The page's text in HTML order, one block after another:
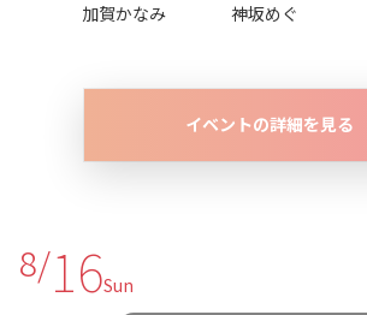
加賀かなみ 神坂めぐ
イベントの詳細を見る
8/16Sun